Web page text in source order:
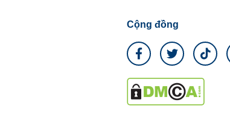
Cộng đồng